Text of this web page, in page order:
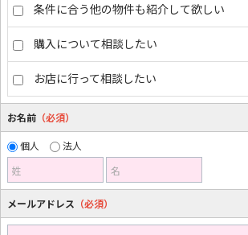
条件に合う他の物件も紹介して欲しい
購入について相談したい
お店に行って相談したい
お名前 （必須）
個人
法人
姓
名
メールアドレス （必須）